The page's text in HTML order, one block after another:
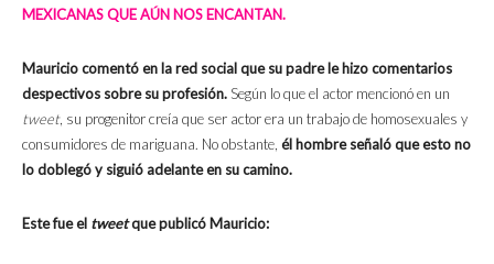
MEXICANAS QUE AÚN NOS ENCANTAN.
Mauricio comentó en la red social que su padre le hizo comentarios
despectivos sobre su profesión. Según lo que el actor mencionó en un
tweet, su progenitor creía que ser actor era un trabajo de homosexuales y
consumidores de mariguana. No obstante, él hombre señaló que esto no
lo doblegó y siguió adelante en su camino.
Este fue el tweetque publicó Mauricio: